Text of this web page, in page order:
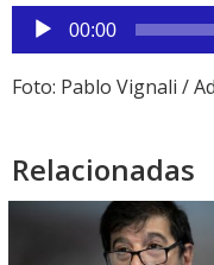
Reproductor
de
audio
00:00
Foto: Pablo Vignali /
Relacionadas